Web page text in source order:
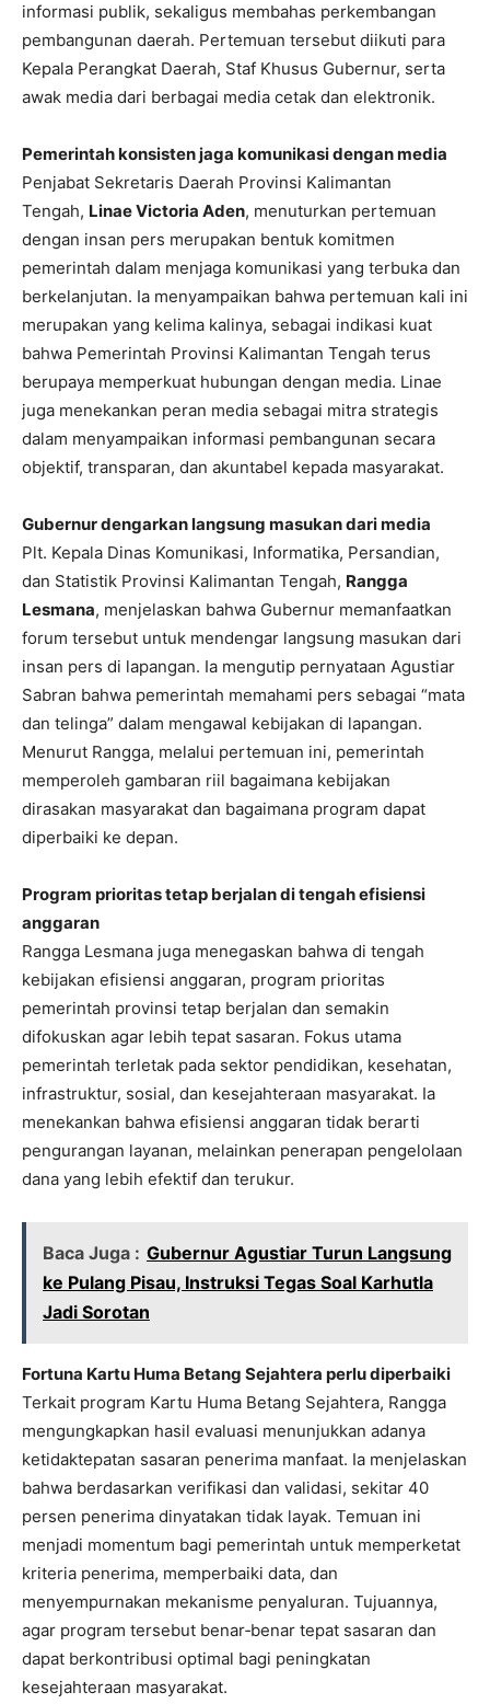
informasi publik, sekaligus membahas perkembangan
pembangunan daerah. Pertemuan tersebut diikuti para
Kepala Perangkat Daerah, Staf Khusus Gubernur, serta
awak media dari berbagai media cetak dan elektronik.
Pemerintah konsisten jaga komunikasi dengan media
Penjabat Sekretaris Daerah Provinsi Kalimantan
Tengah, Linae Victoria Aden, menuturkan pertemuan
dengan insan pers merupakan bentuk komitmen
pemerintah dalam menjaga komunikasi yang terbuka dan
berkelanjutan. Ia menyampaikan bahwa pertemuan kali ini
merupakan yang kelima kalinya, sebagai indikasi kuat
bahwa Pemerintah Provinsi Kalimantan Tengah terus
berupaya memperkuat hubungan dengan media. Linae
juga menekankan peran media sebagai mitra strategis
dalam menyampaikan informasi pembangunan secara
objektif, transparan, dan akuntabel kepada masyarakat.
Gubernur dengarkan langsung masukan dari media
Plt. Kepala Dinas Komunikasi, Informatika, Persandian,
dan Statistik Provinsi Kalimantan Tengah, Rangga
Lesmana, menjelaskan bahwa Gubernur memanfaatkan
forum tersebut untuk mendengar langsung masukan dari
insan pers di lapangan. Ia mengutip pernyataan Agustiar
Sabran bahwa pemerintah memahami pers sebagai “mata
dan telinga” dalam mengawal kebijakan di lapangan.
Menurut Rangga, melalui pertemuan ini, pemerintah
memperoleh gambaran riil bagaimana kebijakan
dirasakan masyarakat dan bagaimana program dapat
diperbaiki ke depan.
Program prioritas tetap berjalan di tengah efisiensi
anggaran
Rangga Lesmana juga menegaskan bahwa di tengah
kebijakan efisiensi anggaran, program prioritas
pemerintah provinsi tetap berjalan dan semakin
difokuskan agar lebih tepat sasaran. Fokus utama
pemerintah terletak pada sektor pendidikan, kesehatan,
infrastruktur, sosial, dan kesejahteraan masyarakat. Ia
menekankan bahwa efisiensi anggaran tidak berarti
pengurangan layanan, melainkan penerapan pengelolaan
dana yang lebih efektif dan terukur.
Baca Juga : Gubernur Agustiar Turun Langsung
ke Pulang Pisau, Instruksi Tegas Soal Karhutla
Jadi Sorotan
Fortuna Kartu Huma Betang Sejahtera perlu diperbaiki
Terkait program Kartu Huma Betang Sejahtera, Rangga
mengungkapkan hasil evaluasi menunjukkan adanya
ketidaktepatan sasaran penerima manfaat. Ia menjelaskan
bahwa berdasarkan verifikasi dan validasi, sekitar 40
persen penerima dinyatakan tidak layak. Temuan ini
menjadi momentum bagi pemerintah untuk memperketat
kriteria penerima, memperbaiki data, dan
menyempurnakan mekanisme penyaluran. Tujuannya,
agar program tersebut benar‑benar tepat sasaran dan
dapat berkontribusi optimal bagi peningkatan
kesejahteraan masyarakat.